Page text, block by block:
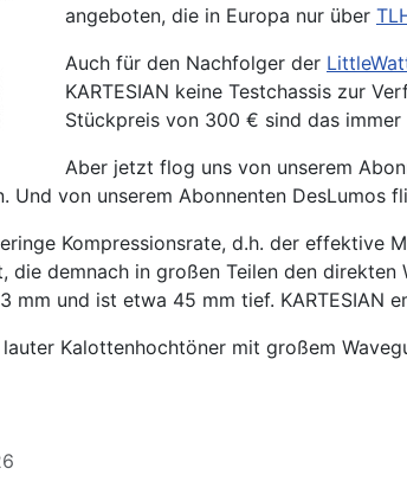
angeboten, die in Europa nur über
Auch für den Nachfolger der
KARTESIAN keine Testchassis zur
Stückpreis von 300 € sind das
Aber jetzt flog uns von unserem
von unserem Abonnenten DesLumos
Kompressionsrate, d.h. der
die demnach in großen Teilen den
mm und ist etwa 45 mm tief. KARTESIAN
lauter Kalottenhochtöner mit großem